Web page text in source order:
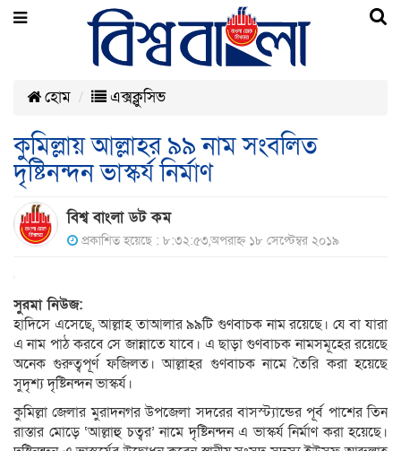
হোম এক্সক্লুসিভ
কুমিল্লায় আল্লাহর ৯৯ নাম সংবলিত
দৃষ্টিনন্দন ভাস্কর্য নির্মাণ
বিশ্ব বাংলা ডট কম
প্রকাশিত হয়েছে : ৮:৩২:৫৩,অপরাহ্ন ১৮ সেপ্টেম্বর ২০১৯
সুরমা নিউজ:
হাদিসে এসেছে, আল্লাহ তাআলার ৯৯টি গুণবাচক নাম রয়েছে। যে বা যারা
এ নাম পাঠ করবে সে জান্নাতে যাবে। এ ছাড়া গুণবাচক নামসমূহের রয়েছে
অনেক গুরুত্বপূর্ণ ফজিলত। আল্লাহর গুণবাচক নামে তৈরি করা হয়েছে
সুদৃশ্য দৃষ্টিনন্দন ভাস্কর্য।
কুমিল্লা জেলার মুরাদনগর উপজেলা সদরের বাসস্ট্যান্ডের পূর্ব পাশের তিন
রাস্তার মোড়ে ‘আল্লাহু চত্বর’ নামে দৃষ্টিনন্দন এ ভাস্কর্য নির্মাণ করা হয়েছে।